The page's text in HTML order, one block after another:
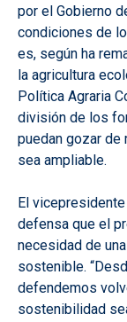
por el Gobierno
condiciones de
es, según ha
la agricultura
Política Agraria
división de los
puedan gozar de
sea ampliable.
El
defensa que el
necesidad de
sostenible.
defendemos
sostenibilidad